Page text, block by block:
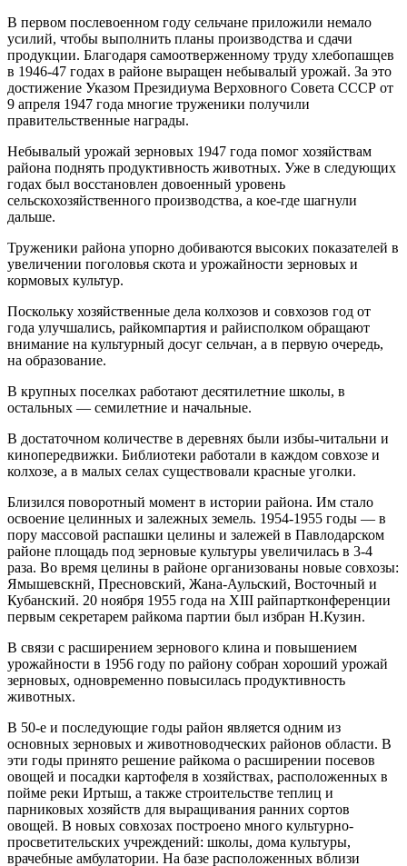
В первом послевоенном году сельчане приложили немало
усилий, чтобы выполнить планы производства и сдачи
продукции. Благодаря самоотверженному труду хле­бопашцев
в 1946-47 годах в районе выращен небывалый урожай. За это
достижение Указом Президиума Верховного Совета СССР от
9 апреля 1947 года многие труженики получили
правительственные награды.
Небывалый урожай зерновых 1947 года помог хозяйствам
района поднять продук­тивность животных. Уже в следующих
годах был восстановлен довоенный уровень
сельскохозяйственного производства, а кое-где шагнули
дальше.
Труженики района упорно добиваются высоких показателей в
увеличении поголовья скота и урожайности зерновых и
кормовых культур.
Поскольку хозяйственные дела колхозов и совхозов год от
года улучшались, райкомпартия и райисполком обращают
внимание на культурный досуг сельчан, а в первую очередь,
на образование.
В крупных поселках работают десятилетние школы, в
остальных — семилетние и начальные.
В достаточном количестве в деревнях были избы-читальни и
кинопередвижки. Библиотеки работали в каждом совхозе и
колхозе, а в малых селах существовали красные уголки.
Близился поворотный момент в истории района. Им стало
освоение целинных и залежных земель. 1954-1955 годы — в
пору массовой распашки целины и залежей в Павло­дарском
районе площадь под зерновые культуры увеличилась в 3-4
раза. Во время целины в районе организованы новые совхозы:
Ямышевскнй, Пресновский, Жана-Аульский, Восточный и
Кубанский. 20 ноября 1955 года на XIII райпартконференции
первым секретарем райкома партии был избран Н.Кузин.
В связи с расширением зернового клина и повышением
урожайности в 1956 году по району собран хороший урожай
зерновых, одновременно повысилась продуктивность
животных.
В 50-е и последующие годы район является одним из
основных зерновых и животноводческих районов области. В
эти годы принято решение райкома о расширении посевов
овощей и посадки картофеля в хозяйствах, расположенных в
пойме реки Иртыш, а также строительстве теплиц и
парниковых хозяйств для выращивания ранних сортов
овощей. В новых совхозах построено много культурно-
просветительских учреждений: школы, дома культуры,
врачебные амбулатории. На базе расположенных вблизи